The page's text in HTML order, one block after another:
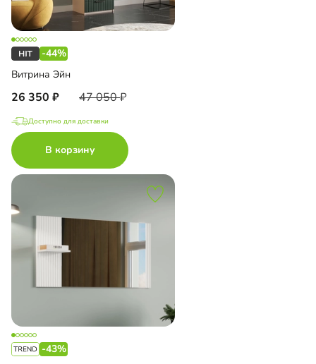
-44%
Витрина Эйн
26 350 47 050
Доступно для доставки
В корзину
-43%